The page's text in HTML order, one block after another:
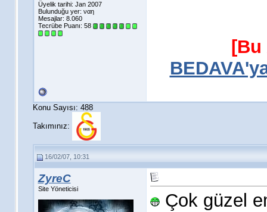
Üyelik tarihi: Jan 2007
Bulunduğu yer: ναη
Mesajlar: 8.060
Tecrübe Puanı: 58
Konu Sayısı: 488
Takımınız:
16/02/07, 10:31
ZyreC
Site Yöneticisi
Çok güzel